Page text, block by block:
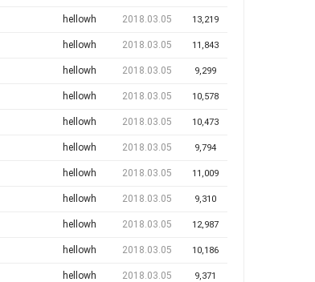
hellowh 2018.03.05 13,219
hellowh 2018.03.05 11,843
hellowh 2018.03.05 9,299
hellowh 2018.03.05 10,578
hellowh 2018.03.05 10,473
hellowh 2018.03.05 9,794
hellowh 2018.03.05 11,009
hellowh 2018.03.05 9,310
hellowh 2018.03.05 12,987
hellowh 2018.03.05 10,186
hellowh 2018.03.05 9,371